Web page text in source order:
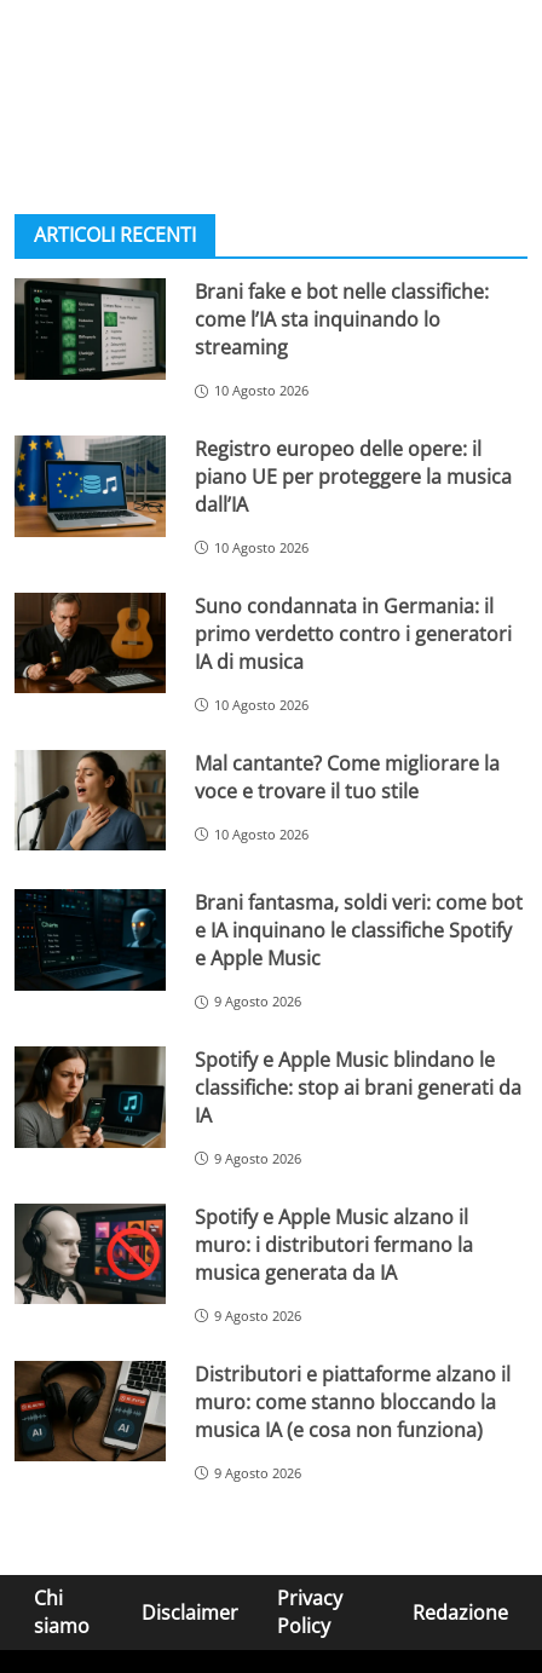
ARTICOLI RECENTI
Brani fake e bot nelle classifiche:
come l’IA sta inquinando lo
streaming
10 Agosto 2026
Registro europeo delle opere: il
piano UE per proteggere la musica
dall’IA
10 Agosto 2026
Suno condannata in Germania: il
primo verdetto contro i generatori
IA di musica
10 Agosto 2026
Mal cantante? Come migliorare la
voce e trovare il tuo stile
10 Agosto 2026
Brani fantasma, soldi veri: come bot
e IA inquinano le classifiche Spotify
e Apple Music
9 Agosto 2026
Spotify e Apple Music blindano le
classifiche: stop ai brani generati da
IA
9 Agosto 2026
Spotify e Apple Music alzano il
muro: i distributori fermano la
musica generata da IA
9 Agosto 2026
Distributori e piattaforme alzano il
muro: come stanno bloccando la
musica IA (e cosa non funziona)
9 Agosto 2026
Chi
siamo
Disclaimer
Privacy
Policy
Redazione